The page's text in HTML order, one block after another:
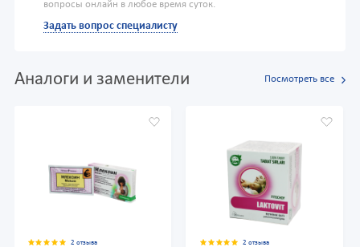
вопросы онлайн в любое время суток.
Задать вопрос специалисту
Аналоги и заменители Посмотреть все
2 отзыва 2 отзыва